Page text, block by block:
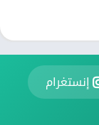
إنستغرام